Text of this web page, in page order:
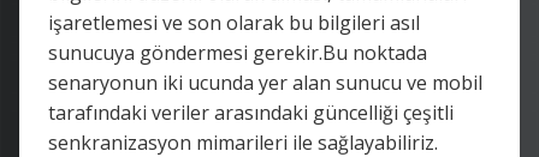
işaretlemesi ve son olarak bu bilgileri asıl
sunucuya göndermesi gerekir.Bu noktada
senaryonun iki ucunda yer alan sunucu ve mobil
tarafındaki veriler arasındaki güncelliği çeşitli
senkranizasyon mimarileri ile sağlayabiliriz.